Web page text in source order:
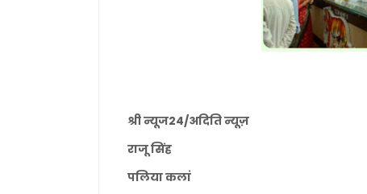
श्री न्यूज24/अदिति न्यूज़
राजू सिंह
पलिया कलां